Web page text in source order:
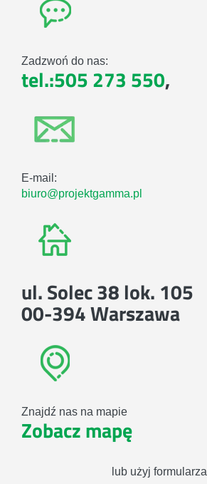
Zadzwoń do nas:
tel.:505 273 550,
E-mail:
biuro@projektgamma.pl
ul. Solec 38 lok. 105
00-394 Warszawa
Znajdź nas na mapie
Zobacz mapę
lub użyj formularza